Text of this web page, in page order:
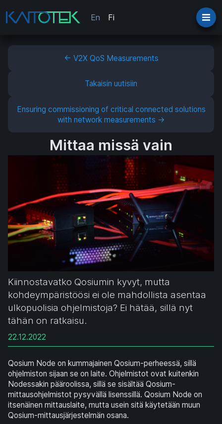
En Fi
← V2X QoS Measurements
Takaisin uutisiin
Ensuring commissioning of critical connected solutions
with network measurements →
Mittaa missä vain
Kiinnostavatko Qosiumin kyvyt, mutta
kohdeympäristöösi ei ole mahdollista asentaa
ulkopuolisia ohjelmistoja? Ei hätää, sillä nyt
tähän on ratkaisu.
22.12.2022
Qosium Node on kummajainen Qosium-perheessä, sillä
ohjelmiston sijaan se on laite. Ohjelmistot ovat kuitenkin
Nodessakin pääroolissa, sillä se sisältää Qosium-
mittausohjelmistot pysyvällä lisenssillä. Qosium Node on
itsenäinen mittauslaite, mutta usein sitä käytetään muun
Qosium-mittausjärjestelmän osana.